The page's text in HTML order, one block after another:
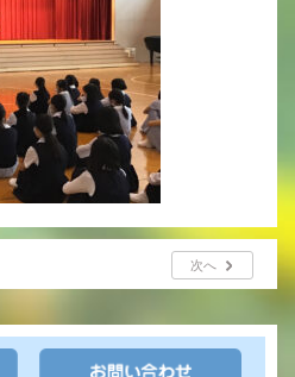
次へ
入学金・学費
優遇制度
転編入試験について
保護者の声・入試関連よくある質問
説明会・公開行事
安全・防災教育